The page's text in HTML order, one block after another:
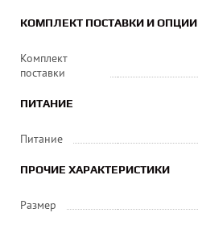
КОМПЛЕКТ ПОСТАВКИ И ОПЦИИ
Комплект
поставки
ПИТАНИЕ
Питание
ПРОЧИЕ ХАРАКТЕРИСТИКИ
Размер